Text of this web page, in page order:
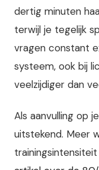
dertig minuten
terwijl je tegelijk
vragen constant
systeem, ook bij
veelzijdiger dan
Als aanvulling op
uitstekend. Meer